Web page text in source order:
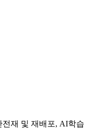
재 및 재배포, AI학습